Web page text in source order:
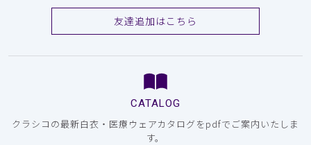
友達追加はこちら
CATALOG
クラシコの最新白衣・医療ウェアカタログをpdfでご案内いたしま
す。